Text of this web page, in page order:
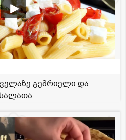
გემრიელი და